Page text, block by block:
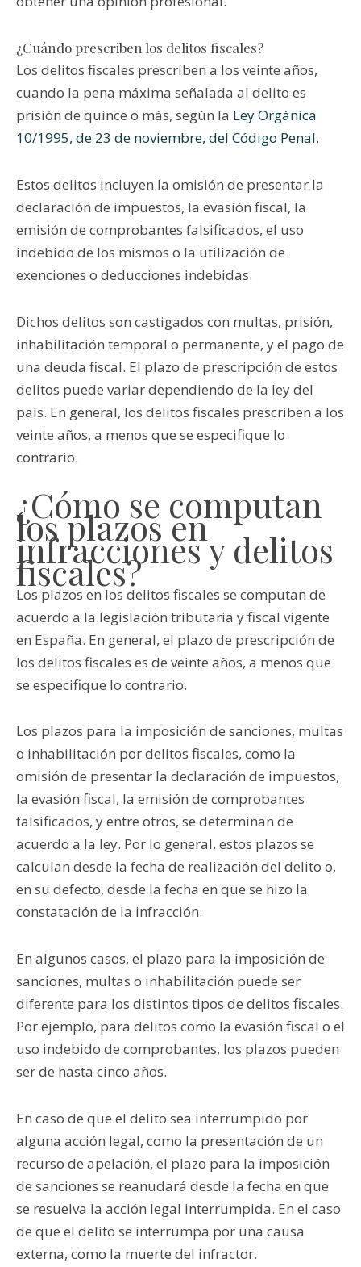
¿Cuándo prescriben los delitos fiscales?
Los delitos fiscales prescriben a los veinte años,
cuando la pena máxima señalada al delito es
prisión de quince o más, según la Ley Orgánica
10/1995, de 23 de noviembre, del Código Penal.
Estos delitos incluyen la omisión de presentar la
declaración de impuestos, la evasión fiscal, la
emisión de comprobantes falsificados, el uso
indebido de los mismos o la utilización de
exenciones o deducciones indebidas.
Dichos delitos son castigados con multas, prisión,
inhabilitación temporal o permanente, y el pago de
una deuda fiscal. El plazo de prescripción de estos
delitos puede variar dependiendo de la ley del
país. En general, los delitos fiscales prescriben a los
veinte años, a menos que se especifique lo
contrario.
¿Cómo se computan
los plazos en
infracciones y delitos
fiscales?
Los plazos en los delitos fiscales se computan de
acuerdo a la legislación tributaria y fiscal vigente
en España. En general, el plazo de prescripción de
los delitos fiscales es de veinte años, a menos que
se especifique lo contrario.
Los plazos para la imposición de sanciones, multas
o inhabilitación por delitos fiscales, como la
omisión de presentar la declaración de impuestos,
la evasión fiscal, la emisión de comprobantes
falsificados, y entre otros, se determinan de
acuerdo a la ley. Por lo general, estos plazos se
calculan desde la fecha de realización del delito o,
en su defecto, desde la fecha en que se hizo la
constatación de la infracción.
En algunos casos, el plazo para la imposición de
sanciones, multas o inhabilitación puede ser
diferente para los distintos tipos de delitos fiscales.
Por ejemplo, para delitos como la evasión fiscal o el
uso indebido de comprobantes, los plazos pueden
ser de hasta cinco años.
En caso de que el delito sea interrumpido por
alguna acción legal, como la presentación de un
recurso de apelación, el plazo para la imposición
de sanciones se reanudará desde la fecha en que
se resuelva la acción legal interrumpida. En el caso
de que el delito se interrumpa por una causa
externa, como la muerte del infractor.